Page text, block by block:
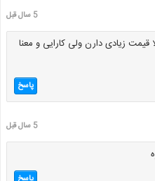
5 سال قبل
زیادی دارن ولی کارایی و معنا
پاسخ
5 سال قبل